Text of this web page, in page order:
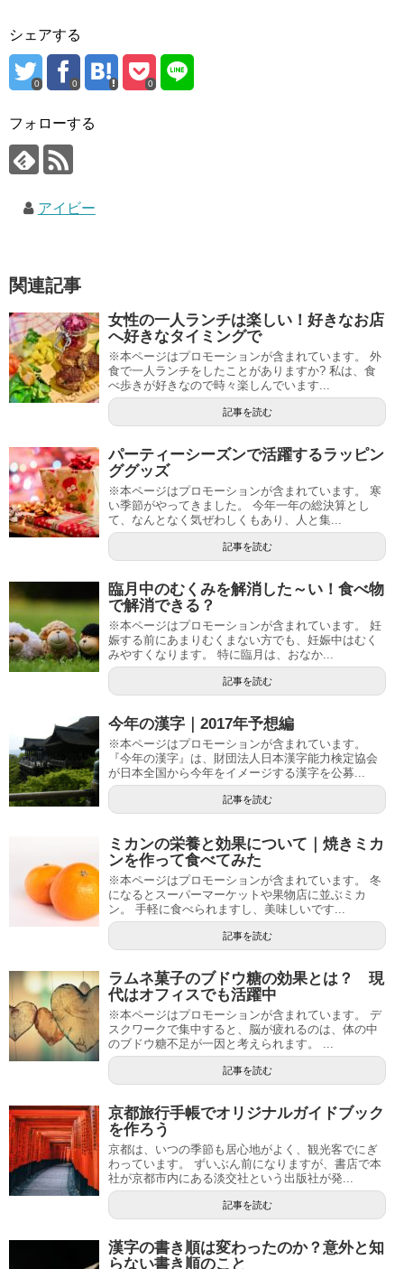
シェアする
0 0 0
フォローする
アイビー
関連記事
女性の一人ランチは楽しい！好きなお店
へ好きなタイミングで
※本ページはプロモーションが含まれています。 外
食で一人ランチをしたことがありますか? 私は、食
べ歩きが好きなので時々楽しんでいます...
記事を読む
パーティーシーズンで活躍するラッピン
ググッズ
※本ページはプロモーションが含まれています。 寒
い季節がやってきました。 今年一年の総決算とし
て、なんとなく気ぜわしくもあり、人と集...
記事を読む
臨月中のむくみを解消した～い！食べ物
で解消できる？
※本ページはプロモーションが含まれています。 妊
娠する前にあまりむくまない方でも、妊娠中はむく
みやすくなります。 特に臨月は、おなか...
記事を読む
今年の漢字｜2017年予想編
※本ページはプロモーションが含まれています。
『今年の漢字』は、財団法人日本漢字能力検定協会
が日本全国から今年をイメージする漢字を公募...
記事を読む
ミカンの栄養と効果について｜焼きミカ
ンを作って食べてみた
※本ページはプロモーションが含まれています。 冬
になるとスーパーマーケットや果物店に並ぶミカ
ン。 手軽に食べられますし、美味しいです...
記事を読む
ラムネ菓子のブドウ糖の効果とは？ 現
代はオフィスでも活躍中
※本ページはプロモーションが含まれています。 デ
スクワークで集中すると、脳が疲れるのは、体の中
のブドウ糖不足が一因と考えられます。 ...
記事を読む
京都旅行手帳でオリジナルガイドブック
を作ろう
京都は、いつの季節も居心地がよく、観光客でにぎ
わっています。 ずいぶん前になりますが、書店で本
社が京都市内にある淡交社という出版社が発...
記事を読む
漢字の書き順は変わったのか？意外と知
らない書き順のこと